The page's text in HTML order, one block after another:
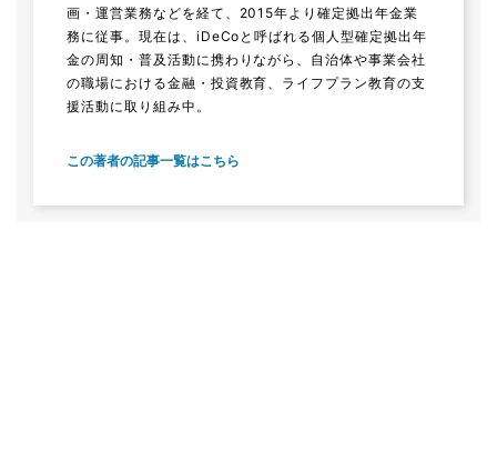
画・運営業務などを経て、2015年より確定拠出年金業
務に従事。現在は、iDeCoと呼ばれる個人型確定拠出年
金の周知・普及活動に携わりながら、自治体や事業会社
の職場における金融・投資教育、ライフプラン教育の支
援活動に取り組み中。
この著者の記事一覧はこちら